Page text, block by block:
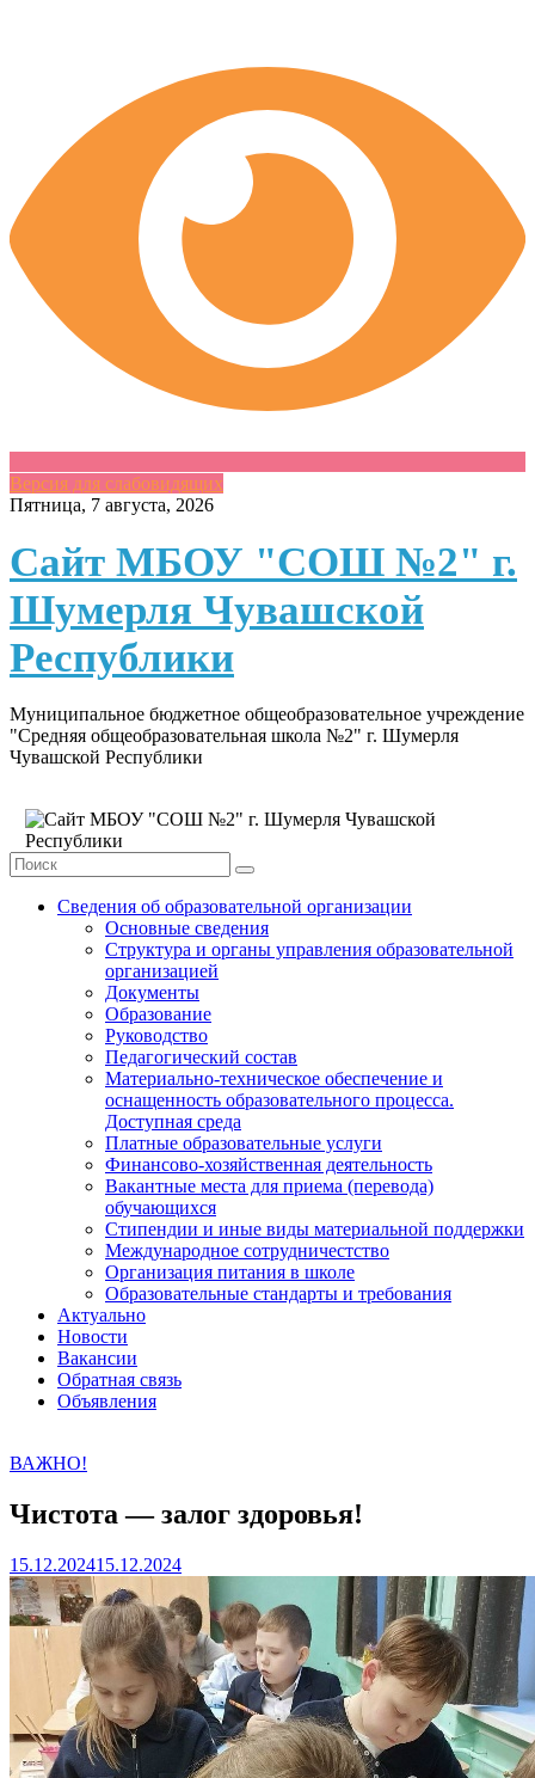
Версия для слабовидящих
Skip
content
Пятница, 7 августа, 2026
Сайт МБОУ "СОШ №2" г.
Шумерля Чувашской
Республики
Муниципальное бюджетное общеобразовательное учреждение
"Средняя общеобразовательная школа №2" г. Шумерля
Чувашской Республики
Сведения об образовательной организации
Основные сведения
Структура и органы управления образовательной
организацией
Документы
Образование
Руководство
Педагогический состав
Материально-техническое обеспечение и
оснащенность образовательного процесса.
Доступная среда
Платные образовательные услуги
Финансово-хозяйственная деятельность
Вакантные места для приема (перевода)
обучающихся
Стипендии и иные виды материальной поддержки
Международное сотрудничестство
Организация питания в школе
Образовательные стандарты и требования
Актуально
Новости
Вакансии
Обратная связь
Объявления
ВАЖНО!
Чистота — залог здоровья!
15.12.202415.12.2024